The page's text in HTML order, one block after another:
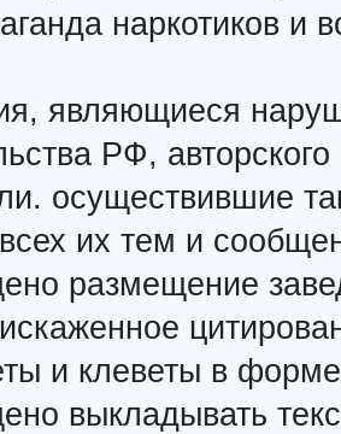
наркотиков и
являющиеся
РФ,
осуществившие
их тем и
размещение
и клеветы в
выкладывать